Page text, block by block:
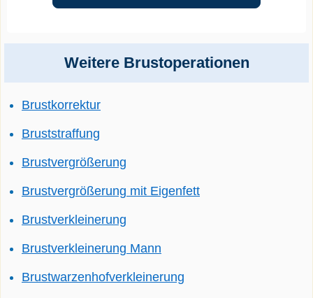
Weitere Brustoperationen
Brustkorrektur
Bruststraffung
Brustvergrößerung
Brustvergrößerung mit Eigenfett
Brustverkleinerung
Brustverkleinerung Mann
Brustwarzenhofverkleinerung